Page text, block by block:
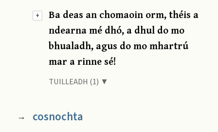
+
Ba deas an chomaoin orm, théis a
ndearna mé dhó, a dhul do mo
bhualadh, agus do mo mhartrú
mar a rinne sé!
TUILLEADH (1) ▼
→ cosnochta